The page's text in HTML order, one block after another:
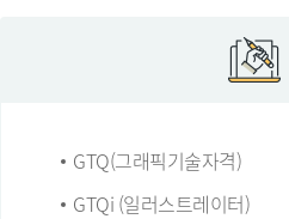
GTQ(그래픽기술자격)
GTQi (일러스트레이터)